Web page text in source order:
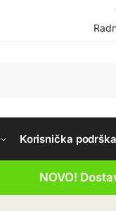
Korisnička podrška
NOVO!